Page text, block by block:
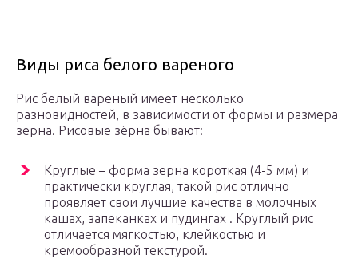
Виды риса белого вареного
Рис белый вареный имеет несколько
разновидностей, в зависимости от формы и размера
зерна. Рисовые зёрна бывают:
Круглые – форма зерна короткая (4-5 мм) и
практически круглая, такой рис отлично
проявляет свои лучшие качества в молочных
кашах, запеканках и пудингах . Круглый рис
отличается мягкостью, клейкостью и
кремообразной текстурой.